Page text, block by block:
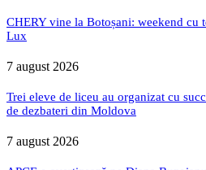
CHERY vine la Botoșani: weekend cu
Lux
7 august 2026
Trei eleve de liceu au organizat cu
de dezbateri din Moldova
7 august 2026